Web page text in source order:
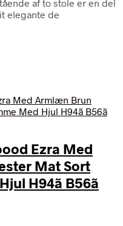
af to stole er en del
elegante de
Ezra Med
Mat Sort
H94ã B56ã